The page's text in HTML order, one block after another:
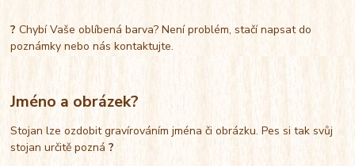
?Chybí Vaše oblíbená barva? Není problém, stačí napsat do
poznámky nebo nás kontaktujte.
Jméno a obrázek?
Stojan lze ozdobit gravírováním jména či obrázku. Pes si tak svůj
stojan určitě pozná?